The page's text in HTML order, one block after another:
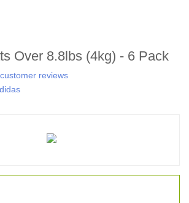
Over 8.8lbs (4kg) - 6 Pack
reviews